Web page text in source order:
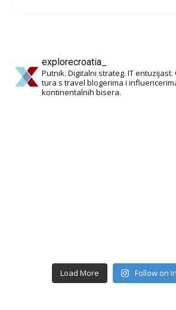
explorecroatia_
Putnik. Digitalni strateg. IT
tura s travel blogerima i
kontinentalnih bisera.
Load More Follow on